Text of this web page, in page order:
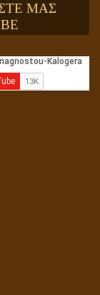
πνευματικότητα
ΜΑΣ